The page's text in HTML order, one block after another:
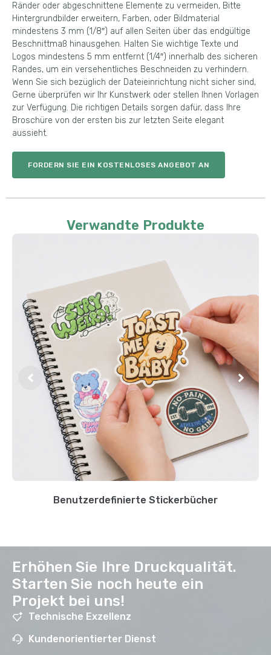
Ränder oder abgeschnittene Elemente zu vermeiden, Bitte
Hintergrundbilder erweitern, Farben, oder Bildmaterial
mindestens 3 mm (1/8″) auf allen Seiten über das endgültige
Beschnittmaß hinausgehen. Halten Sie wichtige Texte und
Logos mindestens 5 mm entfernt (1/4″) innerhalb des sicheren
Randes, um ein versehentliches Beschneiden zu verhindern.
Wenn Sie sich bezüglich der Dateieinrichtung nicht sicher sind,
Gerne überprüfen wir Ihr Kunstwerk oder stellen Ihnen Vorlagen
zur Verfügung. Die richtigen Details sorgen dafür, dass Ihre
Broschüre von der ersten bis zur letzten Seite elegant
aussieht.
FORDERN SIE EIN KOSTENLOSES ANGEBOT AN
Verwandte Produkte
Benutzerdefinierte Stickerbücher
Erhöhen Sie Ihre Druckqualität.
Starten Sie noch heute ein
Projekt bei uns!
Technische Exzellenz
Kundenorientierter Dienst